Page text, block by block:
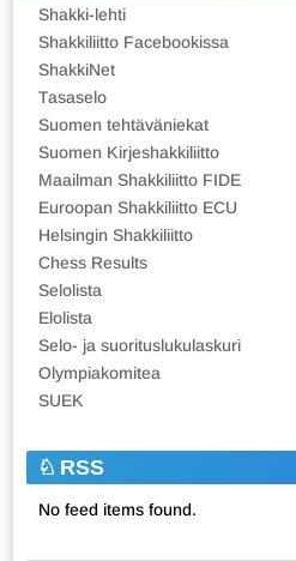
Shakki-lehti
Shakkiliitto Facebookissa
ShakkiNet
Tasaselo
Suomen tehtäväniekat
Suomen Kirjeshakkiliitto
Maailman Shakkiliitto FIDE
Euroopan Shakkiliitto ECU
Helsingin Shakkiliitto
Chess Results
Selolista
Elolista
Selo- ja suorituslukulaskuri
Olympiakomitea
SUEK
RSS
No feed items found.